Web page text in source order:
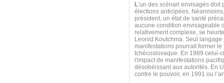
L’un des scénari envisagés
élections anticipées.
président, un état de santé
aucune condition envisageable
relativement complexe, se
Leonid Koutchma. Seul
manifestations pourrait former
tchécoslovaque. En 1989 celui-
l'impact de manifestations
désobéissant aux autorités. En
contre le pouvoir, en 1991 ou